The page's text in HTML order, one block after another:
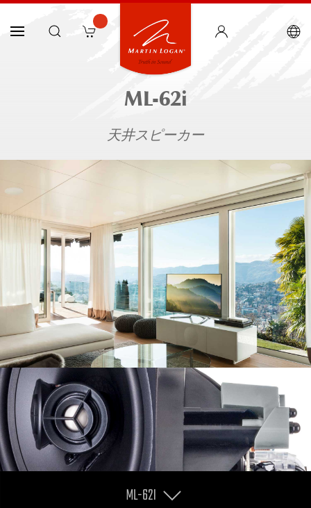
ML-62i
天井スピーカー
ML-62I